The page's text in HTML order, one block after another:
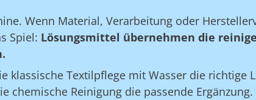
Wenn Material, Verarbeitung oder
Spiel: Lösungsmittel übernehmen die
klassische Textilpflege mit Wasser die richtige
Reinigung die passende Ergänzung.